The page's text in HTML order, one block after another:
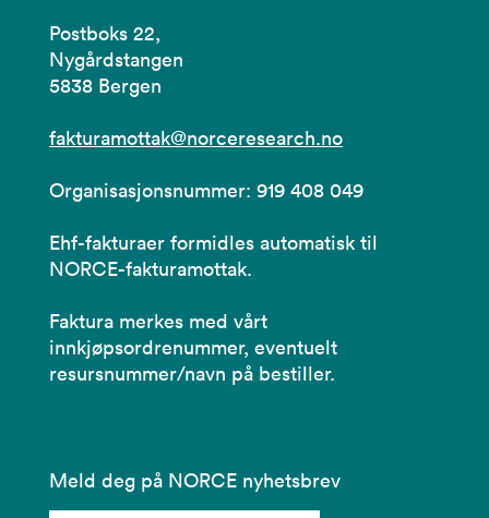
Postboks 22,
Nygårdstangen
5838 Bergen
fakturamottak@norceresearch.no
Organisasjonsnummer: 919 408 049
Ehf-fakturaer formidles automatisk til
NORCE-fakturamottak.
Faktura merkes med vårt
innkjøpsordrenummer, eventuelt
resursnummer/navn på bestiller.
Meld deg på NORCE nyhetsbrev